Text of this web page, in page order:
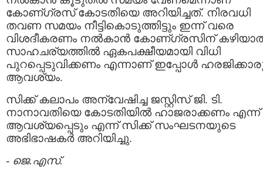
കോണ്ഗ്രസ് കോടതിയെ അറിയിച്ചത്‌. നിരവധി
തവണ സമയം നീട്ടികൊടുത്തിട്ടും ഇന്ന് വരെ
വിശദീകരണം നല്‍കാന്‍ കോണ്ഗ്രസിന്
സാഹചര്യത്തില്‍ ഏകപക്ഷീയമായി വിധി
പുറപ്പെടുവിക്കണം എന്നാണ് ഇപ്പോള്‍
ആവശ്യം.
സിക്ക്‌ കലാപം അന്വേഷിച്ച ജസ്റ്റിസ്‌ ജി. ടി.
നാനാവതിയെ കോടതിയില്‍ ഹാജരാക്കണം എന്ന്
ആവശ്യപ്പെടും എന്ന് സിക്ക്‌ സംഘടനയുടെ
അഭിഭാഷകര്‍ അറിയിച്ചു.
- ജെ.എസ്.